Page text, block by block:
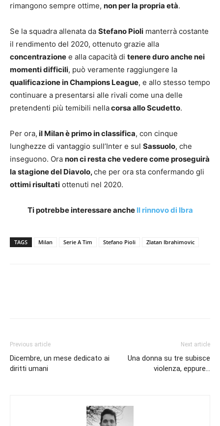
rimangono sempre ottime, non per la propria età.
Se la squadra allenata da Stefano Pioli manterrà costante
il rendimento del 2020, ottenuto grazie alla
concentrazione e alla capacità di tenere duro anche nei
momenti difficili, può veramente raggiungere la
qualificazione in Champions League, e allo stesso tempo
continuare a presentarsi alle rivali come una delle
pretendenti più temibili nellacorsa allo Scudetto.
Per ora, il Milan è primo in classifica, con cinque
lunghezze di vantaggio sull’Inter e sul Sassuolo, che
inseguono. Ora non ci resta che vedere come proseguirà
la stagione del Diavolo,che per ora sta confermando gli
ottimi risultati ottenuti nel 2020.
Ti potrebbe interessare anche Il rinnovo di Ibra
TAGS Milan Serie A Tim Stefano Pioli Zlatan Ibrahimovic
Previous article
Dicembre, un mese dedicato ai
diritti umani
Next article
Una donna su tre subisce
violenza, eppure…